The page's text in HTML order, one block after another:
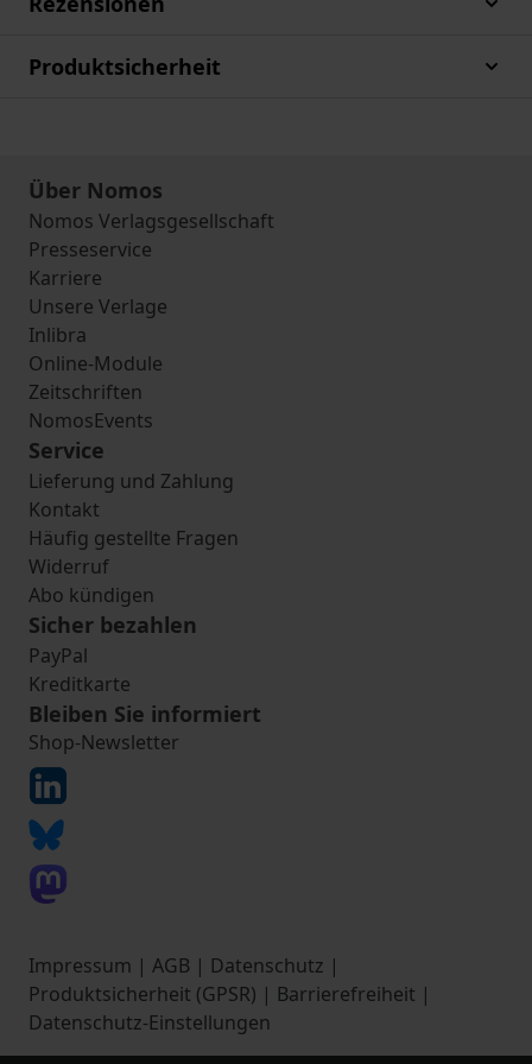
Produktsicherheit
Über Nomos
Nomos Verlagsgesellschaft
Presseservice
Karriere
Unsere Verlage
Inlibra
Online-Module
Zeitschriften
NomosEvents
Service
Lieferung und Zahlung
Kontakt
Häufig gestellte Fragen
Widerruf
Abo kündigen
Sicher bezahlen
PayPal
Kreditkarte
Bleiben Sie informiert
Shop-Newsletter
Impressum | AGB | Datenschutz |
Produktsicherheit (GPSR) | Barrierefreiheit |
Datenschutz-Einstellungen